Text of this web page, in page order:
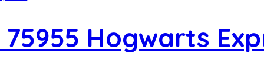
Hogwarts